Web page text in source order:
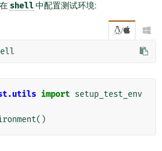
shell中配置测试环境:
/ 
import setup_test_env
()